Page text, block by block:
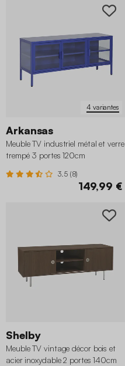
4 variantes
Arkansas
Meuble TV industriel métal et verre
trempé 3 portes 120cm
3.5 (8)
149,99 €
Shelby
Meuble TV vintage décor bois et
acier inoxydable 2 portes 140cm